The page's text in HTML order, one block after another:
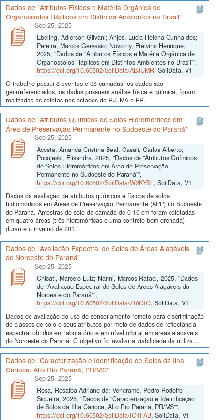
Dados de "Atributos Físicos e Matéria Orgânica de
Organossolos Háplicos em Distintos Ambientes no Brasil"
Sep 25, 2025
Ebeling, Adierson Gilvani; Anjos, Lucia Helena Cunha dos;
Pereira, Marcos Gervasio; Novotny, Etelvino Henrique,
2025, "Dados de "Atributos Físicos e Matéria Orgânica de
Organossolos Háplicos em Distintos Ambientes no Brasil"",
https://doi.org/10.60502/SoilData/ABJUMR, SoilData, V1
O trabalho possui 8 eventos e 38 camadas, os dados são
georreferenciados, os dados possuem análise física e quimica, foram
realizadas as coletas nos estados do RJ, MA e PR.
Dados de "Atributos Químicos de Solos Hidromórficos em
Área de Preservação Permanente no Sudoeste do Paraná"
Sep 25, 2025
Acosta, Amanda Cristina Beal; Casali, Carlos Alberto;
Pocojeski, Elisandra, 2025, "Dados de "Atributos Químicos
de Solos Hidromórficos em Área de Preservação
Permanente no Sudoeste do Paraná"",
https://doi.org/10.60502/SoilData/W2KYSL, SoilData, V1
Dados da avaliação de atributos químicos e físicos de solos
hidromórficos em Áreas de Preservação Permanente (APP) no Sudoeste
do Paraná. Amostras de solo da camada de 0-10 cm foram coletadas
em quatro áreas (três hidromórficas e uma controle bem drenada)
durante o inverno de 201...
Dados de "Avaliação Espectral de Solos de Áreas Alagáveis
do Noroeste do Paraná"
Sep 25, 2025
Chicati, Marcelo Luiz; Nanni, Marcos Rafael, 2025, "Dados
de "Avaliação Espectral de Solos de Áreas Alagáveis do
Noroeste do Paraná"",
https://doi.org/10.60502/SoilData/ZI0QIO, SoilData, V1
Dados de avaliação do uso do sensoriamento remoto para discriminação
de classes de solo e seus atributos por meio de dados de reflectância
espectral obtidos em laboratório e em nível orbital em áreas alagáveis
do Noroeste do Paraná. O objetivo foi avaliar a viabilidade da utiliza...
Dados de "Caracterização e Identificação de Solos da Ilha
Carioca, Alto Rio Paraná, PR/MS"
Sep 25, 2025
Rosa, Rosalba Adriane da; Vendrame, Pedro Rodolfo
Siqueira, 2025, "Dados de "Caracterização e Identificação
de Solos da Ilha Carioca, Alto Rio Paraná, PR/MS"",
https://doi.org/10.60502/SoilData/IO1FAB, SoilData, V1